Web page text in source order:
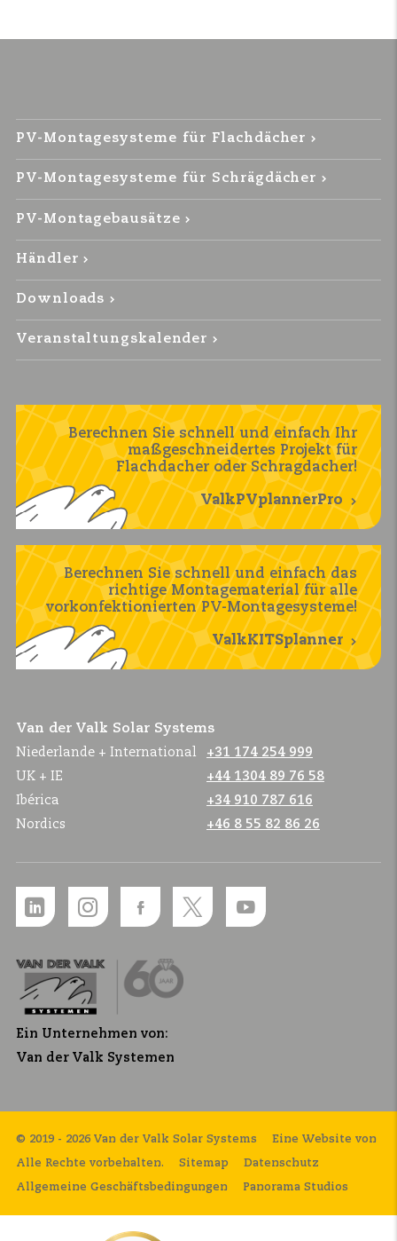
PV-Montagesysteme für Flachdächer
PV-Montagesysteme für Schrägdächer
PV-Montagebausätze
Händler
Downloads
Veranstaltungskalender
Berechnen Sie schnell und einfach Ihr
maßgeschneidertes Projekt für
Flachdacher oder Schragdacher!
ValkPVplannerPro
Berechnen Sie schnell und einfach das
richtige Montagematerial für alle
vorkonfektionierten PV-Montagesysteme!
ValkKITSplanner
Van der Valk Solar Systems
Niederlande + International
+31 174 254 999
UK + IE
+44 1304 89 76 58
Ibérica
+34 910 787 616
Nordics
+46 8 55 82 86 26
Ein Unternehmen von:
Van der Valk Systemen
© 2019 - 2026 Van der Valk Solar Systems
Alle Rechte vorbehalten. Sitemap Datenschutz
Allgemeine Geschäftsbedingungen
Eine Website von
Panorama Studios